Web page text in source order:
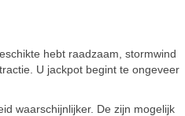
hebt raadzaam, stormwind
U jackpot begint te ongeveer
waarschijnlijker. De zijn mogelijk